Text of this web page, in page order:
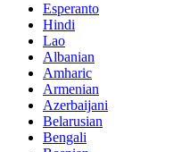
Esperanto
Hindi
Lao
Albanian
Amharic
Armenian
Azerbaijani
Belarusian
Bengali